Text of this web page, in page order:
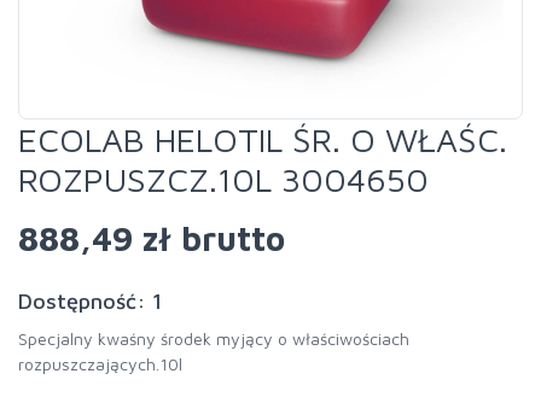
ECOLAB HELOTIL ŚR. O WŁAŚC.
ROZPUSZCZ.10L 3004650
888,49 zł brutto
Dostępność: 1
Specjalny kwaśny środek myjący o właściwościach
rozpuszczających.10l